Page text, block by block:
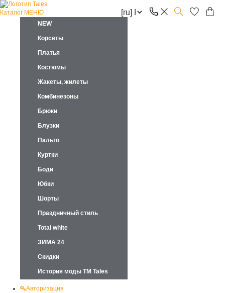
Каталог МЕНЮ
NEW
Корсеты
Платья
Костюмы
Жакеты, жилеты
Комбинезоны
Брюки
Блузки
Пальто
Куртки
Боди
Юбки
Шорты
Праздничный стиль
Total white
ЗИМА 24
Скидки
История моды ТМ Tales
Авторизация